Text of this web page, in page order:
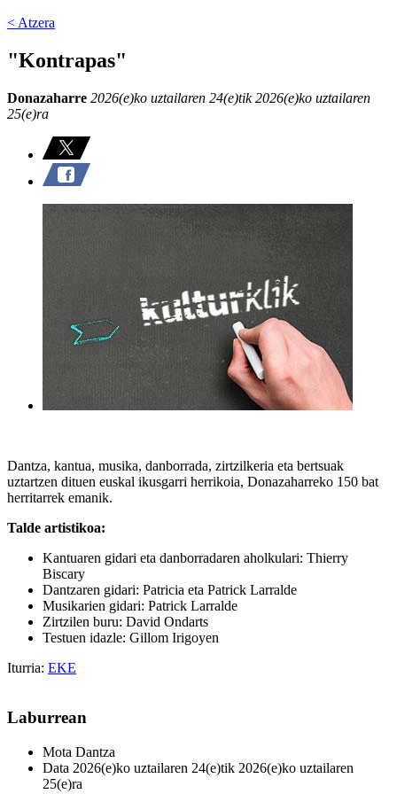
< Atzera
"Kontrapas"
Donazaharre 2026(e)ko uztailaren 24(e)tik 2026(e)ko uztailaren
25(e)ra
Dantza, kantua, musika, danborrada, zirtzilkeria eta bertsuak
uztartzen dituen euskal ikusgarri herrikoia, Donazaharreko 150 bat
herritarrek emanik.
Talde artistikoa:
Kantuaren gidari eta danborradaren aholkulari: Thierry
Biscary
Dantzaren gidari: Patricia eta Patrick Larralde
Musikarien gidari: Patrick Larralde
Zirtzilen buru: David Ondarts
Testuen idazle: Gillom Irigoyen
Iturria: EKE
Laburrean
Mota Dantza
Data 2026(e)ko uztailaren 24(e)tik 2026(e)ko uztailaren
25(e)ra